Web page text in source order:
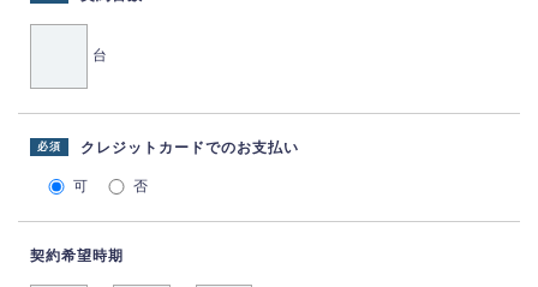
台
クレジットカードでのお支払い
必須
可 否
契約希望時期